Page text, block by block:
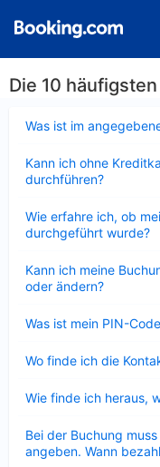
Die 10
Was ist im
Kann ich ohne
durchführen?
Wie erfahre ich, ob
durchgeführt wurde?
Kann ich meine
oder ändern?
Was ist mein PIN-
Wo finde ich die
Wie finde ich heraus,
Bei der Buchung
angeben. Wann